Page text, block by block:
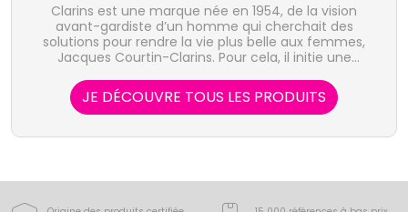
Clarins est une marque née en 1954, de la vision
avant-gardiste d’un homme qui cherchait des
solutions pour rendre la vie plus belle aux femmes,
Jacques Courtin-Clarins. Pour cela, il initie une
guidée par la bio-inspiration : s’inspirer du meilleur de
la nature pour innover durablement. La recherche
Clarins mobilise toutes les ressources de la science
pour déceler les propriétés cosmétiques des actifs
composition de ses formules, Clarins possède son
JE DÉCOUVRE TOUS LES PRODUITS